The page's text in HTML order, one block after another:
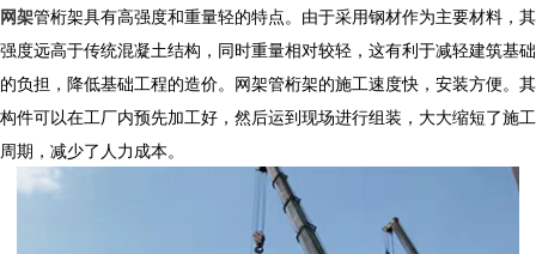
网架管桁架具有高强度和重量轻的特点。由于采用钢材作为主要材料，其
强度远高于传统混凝土结构，同时重量相对较轻，这有利于减轻建筑基础
的负担，降低基础工程的造价。网架管桁架的施工速度快，安装方便。其
构件可以在工厂内预先加工好，然后运到现场进行组装，大大缩短了施工
周期，减少了人力成本。